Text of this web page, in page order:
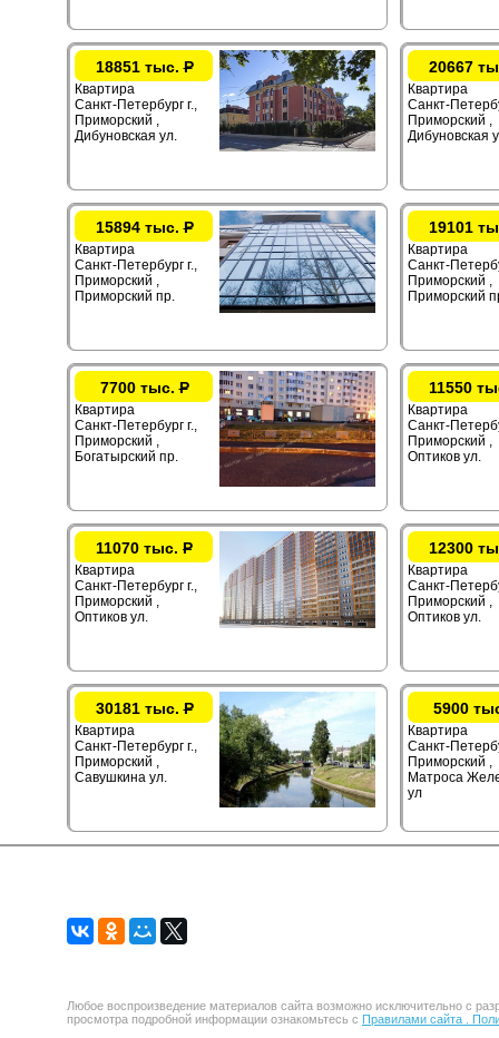
18851 тыс.Р
Квартира
Санкт-Петербург г.,
Приморский ,
Дибуновская ул.
20667
Квартира
Санкт-
Приморский ,
Дибуновская
15894 тыс.Р
Квартира
Санкт-Петербург г.,
Приморский ,
Приморский пр.
19101
Квартира
Санкт-
Приморский ,
Приморский
7700 тыс.Р
Квартира
Санкт-Петербург г.,
Приморский ,
Богатырский пр.
11550
Квартира
Санкт-
Приморский ,
Оптиков ул.
11070 тыс. Р
Квартира
Санкт-Петербург г.,
Приморский ,
Оптиков ул.
12300
Квартира
Санкт-
Приморский ,
Оптиков ул.
30181 тыс.Р
Квартира
Санкт-Петербург г.,
Приморский ,
Савушкина ул.
5900
Квартира
Санкт-
Приморский ,
Матроса
ул
Любое воспроизведение материалов сайта возможно исключительно с
просмотра подробной информации ознакомьтесь с Правилами сайта .